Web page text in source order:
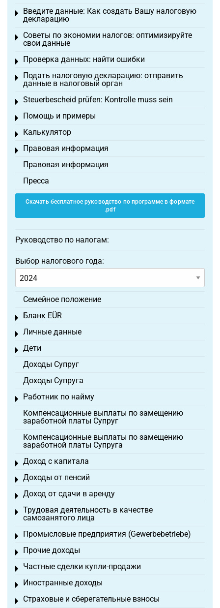
Введите данные: Как создать Вашу налоговую
декларацию
Toggle menu
Советы по экономии налогов: оптимизируйте
свои данные
Toggle menu
Проверка данных: найти ошибки
Toggle menu
Подать налоговую декларацию: отправить
данные в налоговый орган
Toggle menu
Steuerbescheid prüfen: Kontrolle muss sein
Toggle menu
Помощь и примеры
Toggle menu
Калькулятор
Toggle menu
Правовая информация
Toggle menu
Правовая информация
Пресса
Скачать бесплатное руководство по программе в формате
.pdf
Руководство по налогам:
Выбор налогового года:
Семейное положение
Бланк EÜR
Toggle menu
Личные данные
Toggle menu
Дети
Toggle menu
Доходы Супруг
Доходы Супруга
Работник по найму
Toggle menu
Компенсационные выплаты по замещению
заработной платы Супруг
Компенсационные выплаты по замещению
заработной платы Супруга
Доход с капитала
Toggle menu
Доходы от пенсий
Toggle menu
Доход от сдачи в аренду
Toggle menu
Трудовая деятельность в качестве
самозанятого лица
Toggle menu
Промысловые предприятия (Gewerbebetriebe)
Toggle menu
Прочие доходы
Toggle menu
Частные сделки купли-продажи
Toggle menu
Иностранные доходы
Toggle menu
Страховые и сберегательные взносы
Toggle menu